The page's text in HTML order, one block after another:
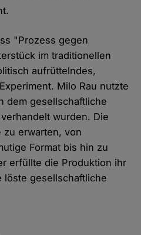
"Prozess gegen
im traditionellen
aufrüttelndes,
Milo Rau nutzte
dem gesellschaftliche
wurden. Die
zu erwarten, von
Format bis hin zu
erfüllte die Produktion ihr
löste gesellschaftliche